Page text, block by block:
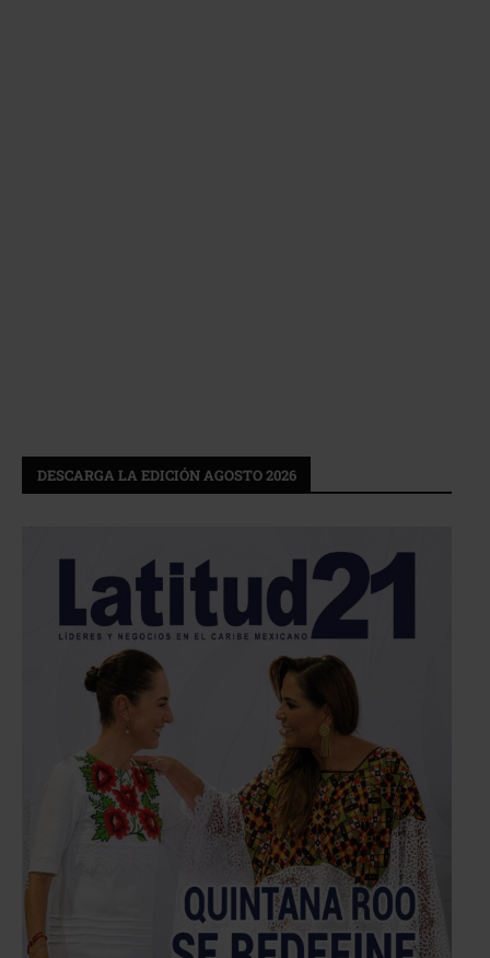
DESCARGA LA EDICIÓN AGOSTO 2026